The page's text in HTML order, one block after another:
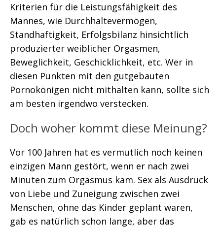
Kriterien für die Leistungsfähigkeit des
Mannes, wie Durchhaltevermögen,
Standhaftigkeit, Erfolgsbilanz hinsichtlich
produzierter weiblicher Orgasmen,
Beweglichkeit, Geschicklichkeit, etc. Wer in
diesen Punkten mit den gutgebauten
Pornokönigen nicht mithalten kann, sollte sich
am besten irgendwo verstecken.
Doch woher kommt diese Meinung?
Vor 100 Jahren hat es vermutlich noch keinen
einzigen Mann gestört, wenn er nach zwei
Minuten zum Orgasmus kam. Sex als Ausdruck
von Liebe und Zuneigung zwischen zwei
Menschen, ohne das Kinder geplant waren,
gab es natürlich schon lange, aber das